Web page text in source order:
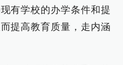
有学校的办学条件和提
提高教育质量，走内涵